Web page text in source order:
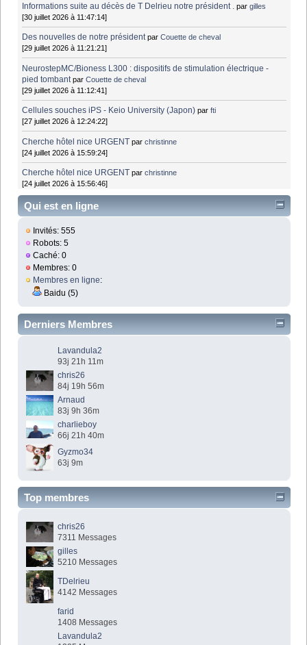
Informations suite au décès de T Delrieu notre président . pargilles
[30 juillet 2026 à 11:47:14]
Des nouvelles de notre président parCouette de cheval
[29 juillet 2026 à 11:21:21]
NeurostepMC/Bioness L300 : dispositifs de stimulation électrique -
pied tombant parCouette de cheval
[29 juillet 2026 à 11:12:41]
Cellules souches iPS - Keio University (Japon) parfti
[27 juillet 2026 à 12:24:22]
Cherche hôtel nice URGENT parchristinne
[24 juillet 2026 à 15:59:24]
Cherche hôtel nice URGENT parchristinne
[24 juillet 2026 à 15:56:46]
Qui est en ligne
Invités: 555
Robots: 5
Caché: 0
Membres: 0
Membres en ligne:
Baidu (5)
Derniers Membres
Lavandula2
93j 21h 11m
chris26
84j 19h 56m
Arnaud
83j 9h 36m
charlieboy
66j 21h 40m
Gyzmo34
63j 9m
Top membres
chris26
7311 Messages
gilles
5210 Messages
TDelrieu
4142 Messages
farid
1408 Messages
Lavandula2